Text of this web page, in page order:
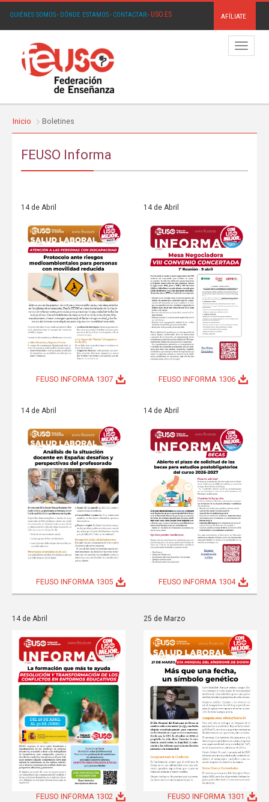
QUIÉNES SOMOS· DÓNDE ESTAMOS· CONTACTAR· USO.ES AFÍLIATE
Menú
Inicio Boletines
FEUSO Informa
14 de Abril
FEUSO INFORMA 1307
14 de Abril
FEUSO INFORMA 1306
14 de Abril
FEUSO INFORMA 1305
14 de Abril
FEUSO INFORMA 1304
14 de Abril
FEUSO INFORMA 1302
25 de Marzo
FEUSO INFORMA 1301